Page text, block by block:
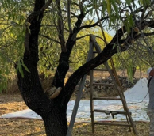
Politika
Sağlık
Spor